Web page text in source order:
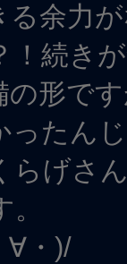
る余力
！続き
の形で
ったん
らげさ
・)/